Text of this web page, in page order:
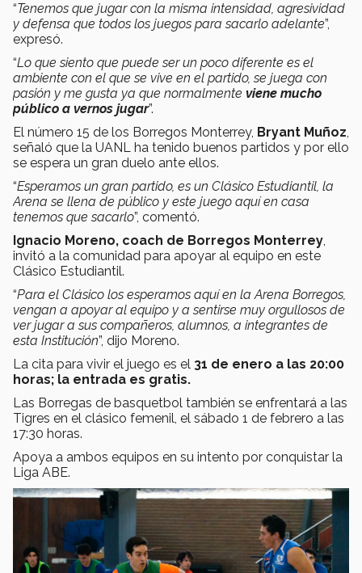
“Tenemos que jugar con la misma intensidad, agresividad
y defensa que todos los juegos para sacarlo adelante”,
expresó.
“Lo que siento que puede ser un poco diferente es el
ambiente con el que se vive en el partido,se juega con
pasión y me gusta ya que normalmente viene mucho
público a vernos jugar”.
El número 15 de los Borregos Monterrey, Bryant Muñoz,
señaló que la UANL ha tenido buenos partidos y por ello
se espera un gran duelo ante ellos.
“Esperamos un gran partido, es un Clásico Estudiantil, la
Arena se llena de público y este juego aquí en casa
tenemos que sacarlo”, comentó.
Ignacio Moreno, coach de Borregos Monterrey,
invitó a la comunidad para apoyar al equipo en este
Clásico Estudiantil.
“Para el Clásico los esperamos aquí en la Arena Borregos,
vengan a apoyar al equipo y a sentirse muy orgullosos de
ver jugar a sus compañeros, alumnos, a integrantes de
esta Institución”, dijo Moreno.
La cita para vivir el juego es el 31 de enero a las 20:00
horas; la entrada es gratis.
Las Borregas de basquetbol también se enfrentará a las
Tigres en el clásico femenil, el sábado 1 de febrero a las
17:30 horas.
Apoya a ambos equipos en su intento por conquistar la
Liga ABE.